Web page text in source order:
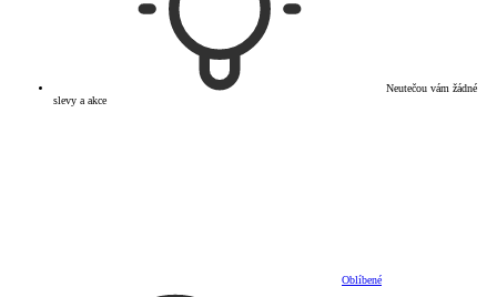
Neutečou vám žádné
slevy a akce
Oblíbené